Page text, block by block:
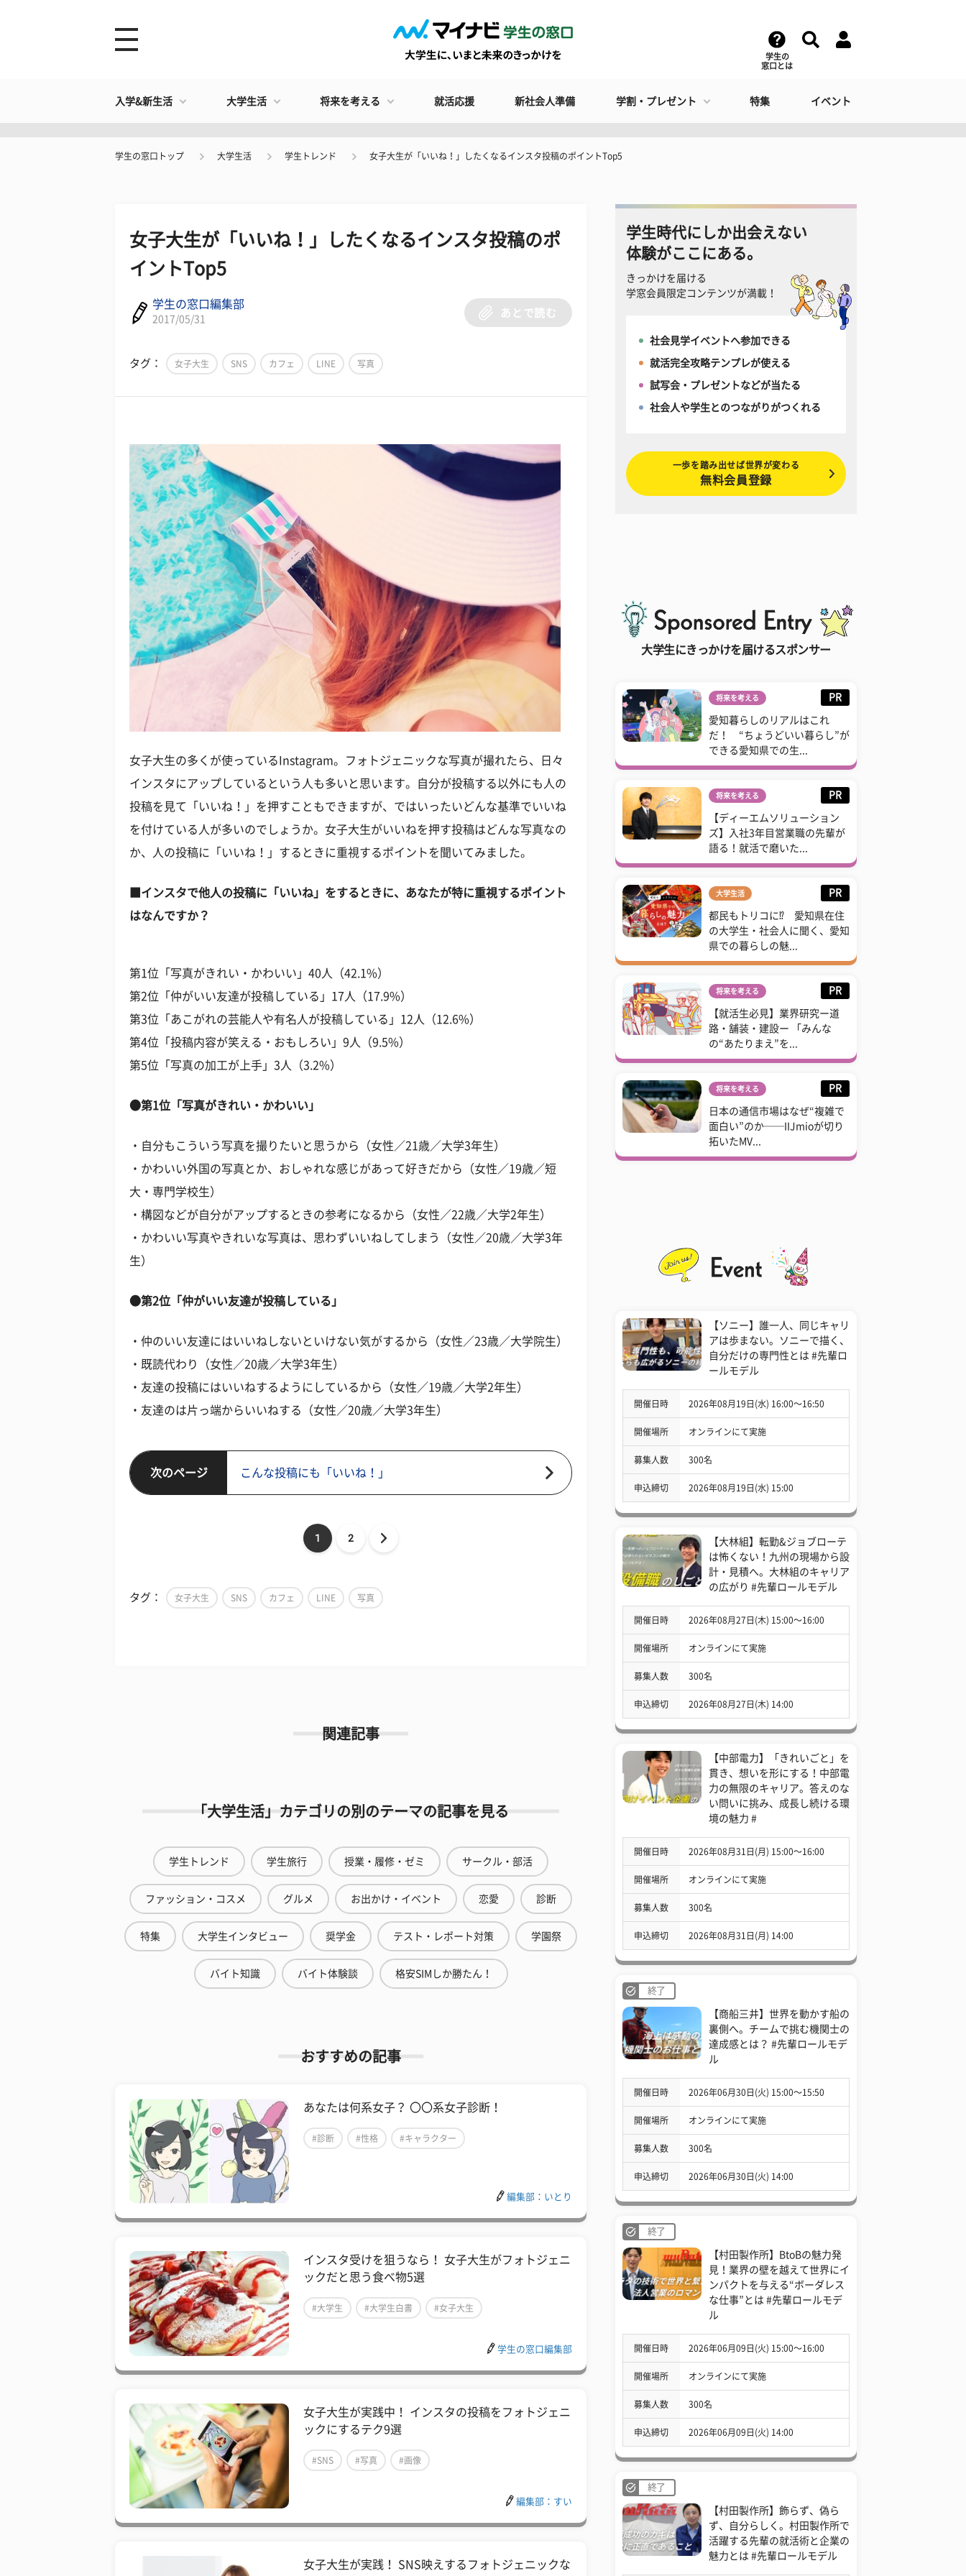
学生の
窓口とは
入学&新生活 大学生活 将来を考える 就活応援 新社会人準備 学割・プレゼント 特集 イベント
学生の窓口トップ 大学生活 学生トレンド 女子大生が「いいね！」したくなるインスタ投稿のポイントTop5
女子大生が「いいね！」したくなるインスタ投稿のポ
イントTop5
学生の窓口編集部
2017/05/31
あとで読む
タグ： 女子大生 SNS カフェ LINE 写真
女子大生の多くが使っているInstagram。フォトジェニックな写真が撮れたら、日々
インスタにアップしているという人も多いと思います。自分が投稿する以外にも人の
投稿を見て「いいね！」を押すこともできますが、ではいったいどんな基準でいいね
を付けている人が多いのでしょうか。女子大生がいいねを押す投稿はどんな写真なの
か、人の投稿に「いいね！」するときに重視するポイントを聞いてみました。
■インスタで他人の投稿に「いいね」をするときに、あなたが特に重視するポイント
はなんですか？
第1位「写真がきれい・かわいい」40人（42.1%）
第2位「仲がいい友達が投稿している」17人（17.9%）
第3位「あこがれの芸能人や有名人が投稿している」12人（12.6%）
第4位「投稿内容が笑える・おもしろい」9人（9.5%）
第5位「写真の加工が上手」3人（3.2%）
●第1位「写真がきれい・かわいい」
・自分もこういう写真を撮りたいと思うから（女性／21歳／大学3年生）
・かわいい外国の写真とか、おしゃれな感じがあって好きだから（女性／19歳／短
大・専門学校生）
・構図などが自分がアップするときの参考になるから（女性／22歳／大学2年生）
・かわいい写真やきれいな写真は、思わずいいねしてしまう（女性／20歳／大学3年
生）
●第2位「仲がいい友達が投稿している」
・仲のいい友達にはいいねしないといけない気がするから（女性／23歳／大学院生）
・既読代わり（女性／20歳／大学3年生）
・友達の投稿にはいいねするようにしているから（女性／19歳／大学2年生）
・友達のは片っ端からいいねする（女性／20歳／大学3年生）
次のページ こんな投稿にも「いいね！」
1 2
タグ： 女子大生 SNS カフェ LINE 写真
関連記事
「大学生活」カテゴリの別のテーマの記事を見る
学生トレンド 学生旅行 授業・履修・ゼミ サークル・部活
ファッション・コスメ グルメ お出かけ・イベント 恋愛 診断
特集 大学生インタビュー 奨学金 テスト・レポート対策 学園祭
バイト知識 バイト体験談 格安SIMしか勝たん！
おすすめの記事
あなたは何系女子？ 〇〇系女子診断！
#診断 #性格 #キャラクター
編集部：いとり
インスタ受けを狙うなら！ 女子大生がフォトジェニ
ックだと思う食べ物5選
#大学生 #大学生白書 #女子大生
学生の窓口編集部
女子大生が実践中！ インスタの投稿をフォトジェニ
ックにするテク9選
#SNS #写真 #画像
編集部：すい
女子大生が実践！ SNS映えするフォトジェニックな
学生時代にしか出会えない
体験がここにある。
きっかけを届ける
学窓会員限定コンテンツが満載！
社会見学イベントへ参加できる
就活完全攻略テンプレが使える
試写会・プレゼントなどが当たる
社会人や学生とのつながりがつくれる
一歩を踏み出せば世界が変わる
無料会員登録
大学生にきっかけを届けるスポンサー
将来を考える PR
愛知暮らしのリアルはこれ
だ！ “ちょうどいい暮らし”が
できる愛知県での生...
将来を考える PR
【ディーエムソリューション
ズ】入社3年目営業職の先輩が
語る！就活で磨いた...
大学生活 PR
都民もトリコに⁉ 愛知県在住
の大学生・社会人に聞く、愛知
県での暮らしの魅...
将来を考える PR
【就活生必見】業界研究ー道
路・舗装・建設ー 「みんな
の“あたりまえ”を...
将来を考える PR
日本の通信市場はなぜ“複雑で
面白い”のか──IIJmioが切り
拓いたMV...
【ソニー】誰一人、同じキャリ
アは歩まない。ソニーで描く、
自分だけの専門性とは #先輩ロ
ールモデル
開催日時 2026年08月19日(水) 16:00〜16:50
開催場所 オンラインにて実施
募集人数 300名
申込締切 2026年08月19日(水) 15:00
【大林組】転勤&ジョブローテ
は怖くない！九州の現場から設
計・見積へ。大林組のキャリア
の広がり #先輩ロールモデル
開催日時 2026年08月27日(木) 15:00〜16:00
開催場所 オンラインにて実施
募集人数 300名
申込締切 2026年08月27日(木) 14:00
【中部電力】「きれいごと」を
貫き、想いを形にする！中部電
力の無限のキャリア。答えのな
い問いに挑み、成長し続ける環
境の魅力 #
開催日時 2026年08月31日(月) 15:00〜16:00
開催場所 オンラインにて実施
募集人数 300名
申込締切 2026年08月31日(月) 14:00
終了
【商船三井】世界を動かす船の
裏側へ。チームで挑む機関士の
達成感とは？ #先輩ロールモデ
ル
開催日時 2026年06月30日(火) 15:00〜15:50
開催場所 オンラインにて実施
募集人数 300名
申込締切 2026年06月30日(火) 14:00
終了
【村田製作所】BtoBの魅力発
見！業界の壁を越えて世界にイ
ンパクトを与える“ボーダレス
な仕事”とは #先輩ロールモデ
ル
開催日時 2026年06月09日(火) 15:00〜16:00
開催場所 オンラインにて実施
募集人数 300名
申込締切 2026年06月09日(火) 14:00
終了
【村田製作所】飾らず、偽ら
ず、自分らしく。村田製作所で
活躍する先輩の就活術と企業の
魅力とは #先輩ロールモデル